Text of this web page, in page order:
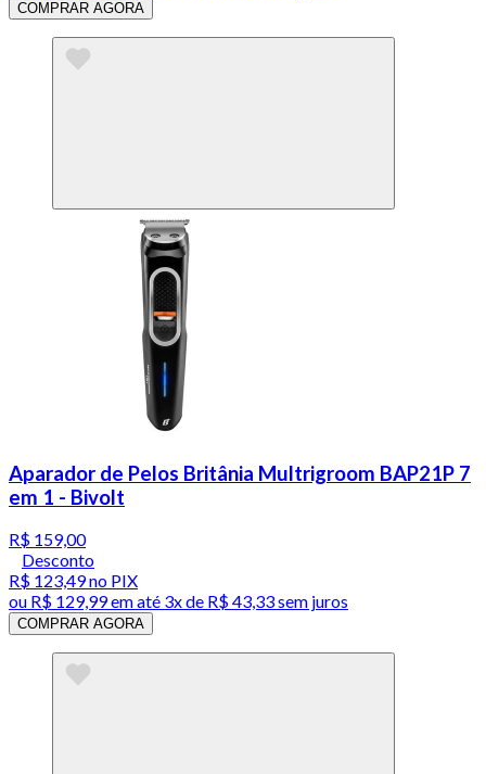
COMPRAR AGORA
Aparador de Pelos Britânia Multrigroom BAP21P 7
em 1 - Bivolt
R$ 159,00
Desconto
R$ 123,49no PIX
ou R$ 129,99em até 3x de R$ 43,33 sem juros
COMPRAR AGORA